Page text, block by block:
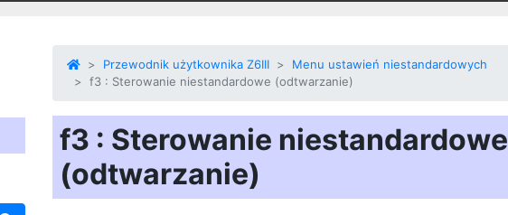
Przewodnik użytkownika Z6III
Menu ustawień niestandardowych
f3 : Sterowanie niestandardowe (odtwarzanie)
f3 : Sterowanie niestandardowe
(odtwarzanie)